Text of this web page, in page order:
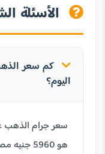
الأسئلة
اليوم؟